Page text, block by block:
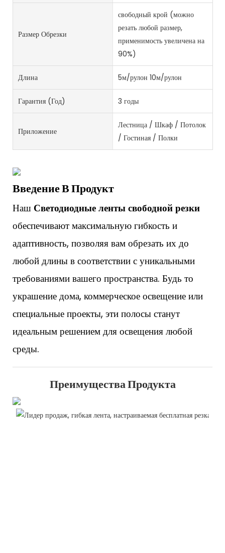
Размер Обрезки
свободный крой (можно
резать любой размер,
применимость увеличена на
90%)
Длина 5м/рулон 10м/рулон
Гарантия (год) 3 годы
Приложение
Лестница / Шкаф / Потолок
/ Гостиная / Полки
Введение В Продукт
Наш Светодиодные ленты свободной резки
обеспечивают максимальную гибкость и
адаптивность, позволяя вам обрезать их до
любой длины в соответствии с уникальными
требованиями вашего пространства. Будь то
украшение дома, коммерческое освещение или
специальные проекты, эти полосы станут
идеальным решением для освещения любой
среды.
Преимущества Продукта